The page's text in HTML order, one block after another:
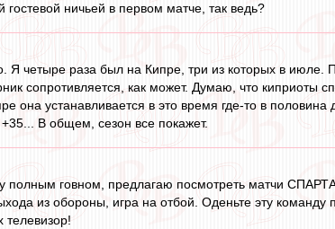
ничьей в первом матче, так ведь?
четыре раза был на Кипре, три из которых в июле.
сопротивляется, как может. Думаю, что киприоты
она устанавливается в это время где-то в
В общем, сезон все покажет.
полным говном, предлагаю посмотреть матчи
из обороны, игра на отбой. Оденьте эту команду
телевизор!